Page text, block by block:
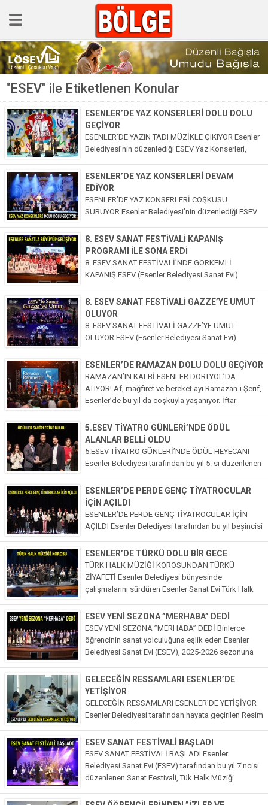
GÜNCEL
POLİTİKA
Polis & Adliye
SPOR
EKONOMİ
YAZARLAR
Sağlık & Yaşam
Kültür & Sanat
EĞİTİM
Müzik & Magazin
"ESEV" ile Etiketlenen Konular
ESENLER’DE YAZ KONSERLERİ DOLU DOLU
GEÇİYOR
ESENLER’DE YAZIN TADI MÜZİKLE ÇIKIYOR Esenler
Belediyesi’nin düzenlediği ESEV Yaz Konserleri,
devam ediyor. 15 Temmuz Millet Bahçesi’nde
düzenlenen konserlerde vatandaşlar, türkülerden
horona, halaylardan pop ve...
ESENLER’DE YAZ KONSERLERİ DEVAM
EDİYOR
ESENLER’DE YAZ KONSERLERİ COŞKUSU
SÜRÜYOR Esenler Belediyesi’nin düzenlediği ESEV
müzikseverleri bir araya getirmeye devam ediyor.
Etkinlikler kapsamında sahne alan Erdal Şahin ile
Gülben Kızıltaş...
8. ESEV SANAT FESTİVALİ KAPANIŞ
PROGRAMI İLE SONA ERDİ
8. ESEV SANAT FESTİVALİ’NDE GÖRKEMLİ
KAPANIŞ ESEV (Esenler Belediyesi Sanat Evi)
dokuz gün süren birbirinden renkli etkinliklerin
ardından kapanış programıyla sona erdi. Kapanış
programında...
8. ESEV SANAT FESTİVALİ GAZZE’YE UMUT
OLUYOR
8. ESEV SANAT FESTİVALİ GAZZE’YE UMUT
OLUYOR ESEV (Esenler Belediyesi Sanat Evi)
sanatın iyileştirici gücünü Gazze için harekete
geçirdi. “ESEV’le Sanat Gazze’ye Umut”...
ESENLER’DE RAMAZAN DOLU DOLU GEÇİYOR
RAMAZAN’IN KALBİ ESENLER DÖRTYOL’DA
ATIYOR! Af, mağfiret ve bereket ayı Ramazan-ı Şerif,
Esenler’de bu yıl da coşkuyla yaşanıyor. İftar
Ramazan etkinlik çadırı, her akşam...
5.ESEV TİYATRO GÜNLERİ’NDE ÖDÜL
ALANLAR BELLİ OLDU
5.ESEV TİYATRO GÜNLERİ’NDE ÖDÜL HEYECANI
Esenler Belediyesi tarafından bu yıl 5. si düzenlenen
sahipliği yaptı. 3 gün boyunca sahnede
performanslarını sergileyen lise grupları içerisinde...
ESENLER’DE PERDE GENÇ TİYATROCULAR
İÇİN AÇILDI
ESENLER’DE PERDE GENÇ TİYATROCULAR İÇİN
AÇILDI Esenler Belediyesi tarafından bu yıl beşincisi
eğitimle buluşturarak Esenler’deki lise öğrencilerine
unutulmaz bir deneyim yaşattı. Esenler İlçe Millî...
ESENLER’DE TÜRKÜ DOLU BİR GECE
TÜRK HALK MÜZİĞİ KOROSUNDAN TÜRKÜ
ZİYAFETİ Esenler Belediyesi bünyesinde
çalışmalarını sürdüren Esenler Sanat Evi Türk Halk
türkü dolu bir gece yaşattı. Birbirinden güzel
eserlerin seslendirildiği...
ESEV YENİ SEZONA ”MERHABA” DEDİ
ESEV YENİ SEZONA ”MERHABA” DEDİ Binlerce
öğrencinin sanat yolculuğuna eşlik eden Esenler
Belediyesi Sanat Evi (ESEV), 2025-2026 sezonuna
programı, Esenler Belediye Başkanı M. Tevfik
Göksu...
GELECEĞİN RESSAMLARI ESENLER’DE
YETİŞİYOR
GELECEĞİN RESSAMLARI ESENLER’DE YETİŞİYOR
Esenler Belediyesi tarafından hayata geçirilen Resim
Kursiyerlerin yaratıcılıklarını özgürce ifade
edebilmeleri, sanatsal yeteneklerini geliştirmeleri ve
sosyalleşmeleri için özel olarak tasarlanan...
ESEV SANAT FESTİVALİ BAŞLADI
ESEV SANAT FESTİVALİ BAŞLADI Esenler
Belediyesi Sanat Evi (ESEV) tarafından bu yıl 7’ncisi
düzenlenen Sanat Festivali, Tük Halk Müziği
koyduğu sanat birikimi, tiyatrolar, sergiler...